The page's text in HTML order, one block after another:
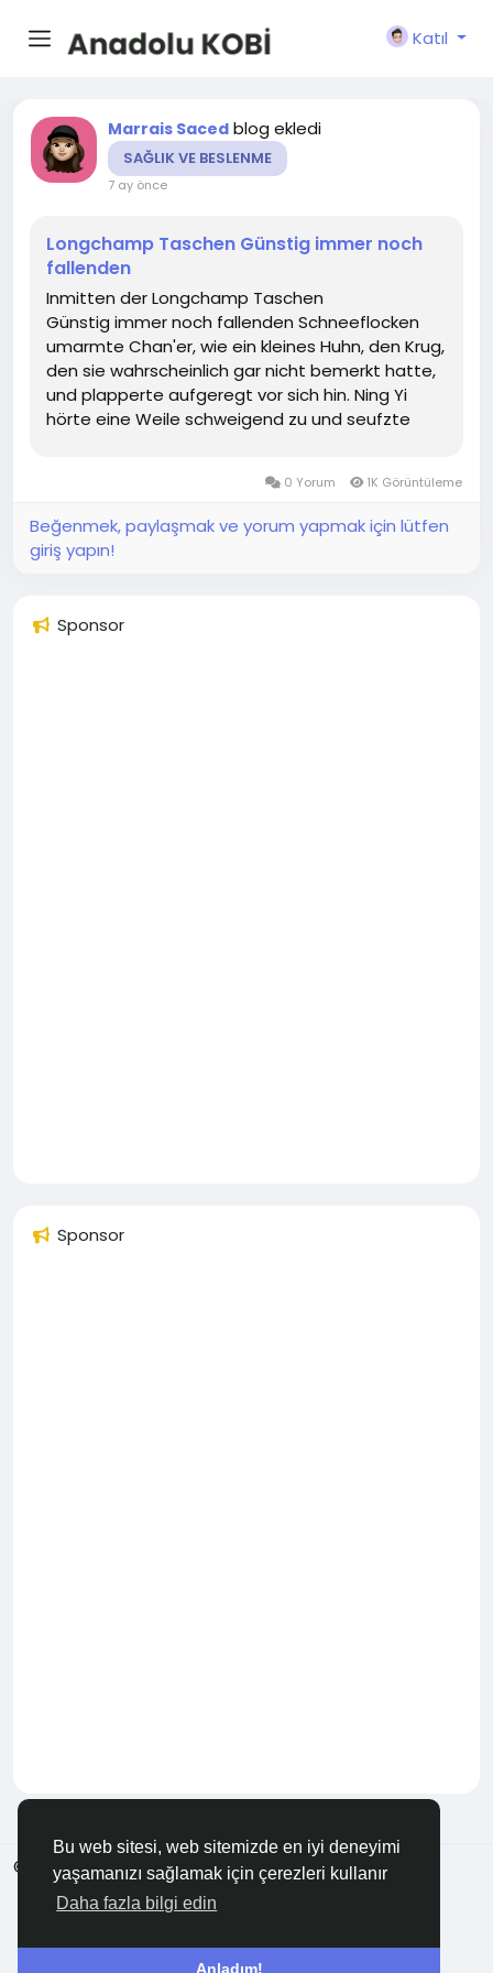
Bu web sitesi, web sitemizde en iyi deneyimi
yaşamanızı sağlamak için çerezleri kullanır
Daha fazla bilgi edin
Anladım!
Katıl
Marrais Saced blog ekledi
SAĞLIK VE BESLENME
7 ay önce
Longchamp Taschen Günstig immer noch
fallenden
Inmitten der Longchamp Taschen
Günstig immer noch fallenden Schneeflocken
umarmte Chan'er, wie ein kleines Huhn, den Krug,
den sie wahrscheinlich gar nicht bemerkt hatte,
und plapperte aufgeregt vor sich hin. Ning Yi
hörte eine Weile schweigend zu und seufzte
0 Yorum 1K Görüntüleme
Beğenmek, paylaşmak ve yorum yapmak için lütfen
giriş yapın!
Sponsor
Sponsor
© 2026 Anadolu KOBİ
Türkçe
Hakkında
Şartlar Gizlilik Bize Ulaşın